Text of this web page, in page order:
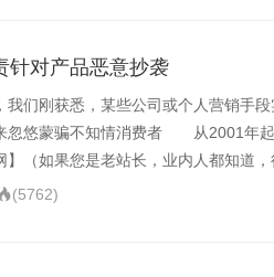
针对产品恶意抄袭
刚获悉，某些公司或个人营销手段
忽悠蒙骗不知情消费者 从2001年起
】（如果您是老站长，业内人都知道
(5762)